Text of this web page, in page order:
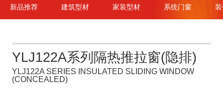
新品推荐 建筑型材 家装型材 系统门窗
YLJ122A系列隔热推拉窗(隐排)
YLJ122A SERIES INSULATED SLIDING WINDOW
(CONCEALED)